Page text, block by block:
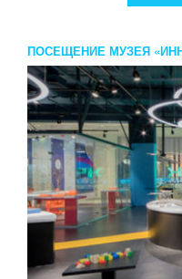
ПОСЕЩЕНИЕ МУЗЕЯ